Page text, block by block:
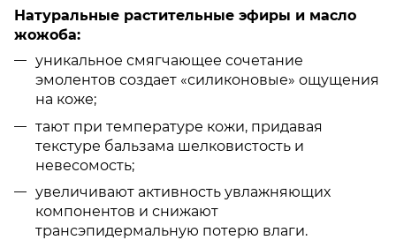
Натуральные растительные эфиры и масло
жожоба:
уникальное смягчающее сочетание
эмолентов создает «силиконовые» ощущения
на коже;
тают при температуре кожи, придавая
текстуре бальзама шелковистость и
невесомость;
увеличивают активность увлажняющих
компонентов и снижают
трансэпидермальную потерю влаги.